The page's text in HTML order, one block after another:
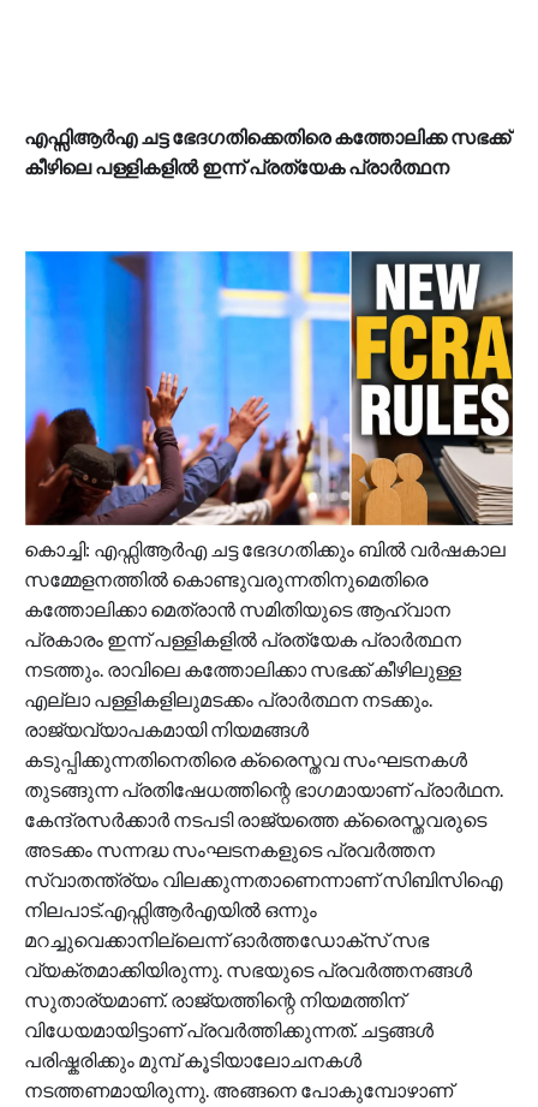
എഫ്സിആർഎ ചട്ട ഭേദ​ഗതിക്കെതിരെ കത്തോലിക്ക സഭക്ക്
കീഴിലെ പള്ളികളിൽ ഇന്ന് പ്രത്യേക പ്രാർത്ഥന
കൊച്ചി: എഫ്സിആർഎ ചട്ട ഭേദ​ഗതിക്കും ബിൽ വർഷകാല
സമ്മേളനത്തിൽ കൊണ്ടുവരുന്നതിനുമെതിരെ
കത്തോലിക്കാ മെത്രാൻ സമിതിയുടെ ആഹ്വാന
പ്രകാരം ഇന്ന് പള്ളികളിൽ പ്രത്യേക പ്രാർത്ഥന
നടത്തും. രാവിലെ കത്തോലിക്കാ സഭക്ക് കീഴിലുള്ള
എല്ലാ പള്ളികളിലുമടക്കം പ്രാർത്ഥന നടക്കും.
രാജ്യവ്യാപകമായി നിയമങ്ങൾ
കടുപ്പിക്കുന്നതിനെതിരെ ക്രൈസ്തവ സംഘടനകൾ
തുടങ്ങുന്ന പ്രതിഷേധത്തിന്റെ ഭാ​ഗമായാണ് പ്രാർഥന.
കേന്ദ്രസർക്കാർ നടപടി രാജ്യത്തെ ക്രൈസ്തവരുടെ
അടക്കം സന്നദ്ധ സംഘടനകളുടെ പ്രവർത്തന
സ്വാതന്ത്ര്യം വിലക്കുന്നതാണെന്നാണ് സിബിസിഐ
നിലപാട്.എഫ്സിആർഎയിൽ ഒന്നും
മറച്ചുവെക്കാനില്ലെന്ന് ഓർത്തഡോക്സ് സഭ
വ്യക്തമാക്കിയിരുന്നു. സഭയുടെ പ്രവർത്തനങ്ങൾ
സുതാര്യമാണ്. രാജ്യത്തിന്റെ നിയമത്തിന്
വിധേയമായിട്ടാണ് പ്രവർത്തിക്കുന്നത്. ചട്ടങ്ങൾ
പരിഷ്കരിക്കും മുമ്പ് കൂടിയാലോചനകൾ
നടത്തണമായിരുന്നു. അങ്ങനെ പോകുമ്പോഴാണ്